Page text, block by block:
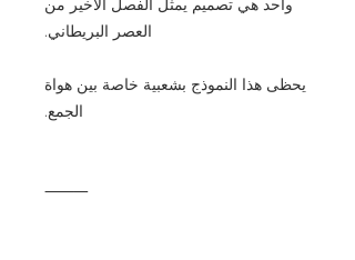
واحد هي تصميم يمثل الفصل الأخير من
العصر البريطاني.
يحظى هذا النموذج بشعبية خاصة بين هواة
الجمع.
⸻